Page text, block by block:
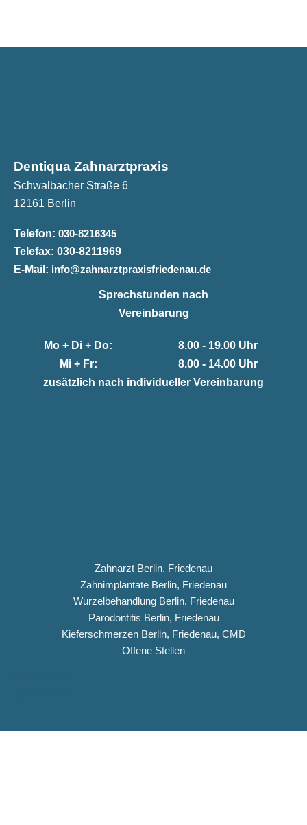
Dentiqua Zahnarztpraxis
Schwalbacher Straße 6
12161 Berlin
Telefon: 030-8216345
Telefax: 030-8211969
E-Mail: info@zahnarztpraxisfriedenau.de
Sprechstunden nach
Vereinbarung
Mo + Di + Do:
8.00 - 19.00 Uhr
Mi + Fr:
8.00 - 14.00 Uhr
zusätzlich nach individueller Vereinbarung
Zahnarzt Berlin, Friedenau
Zahnimplantate Berlin, Friedenau
Wurzelbehandlung Berlin, Friedenau
Parodontitis Berlin, Friedenau
Kieferschmerzen Berlin, Friedenau, CMD
Offene Stellen